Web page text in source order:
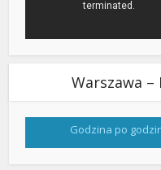
Warszawa
Godzina po